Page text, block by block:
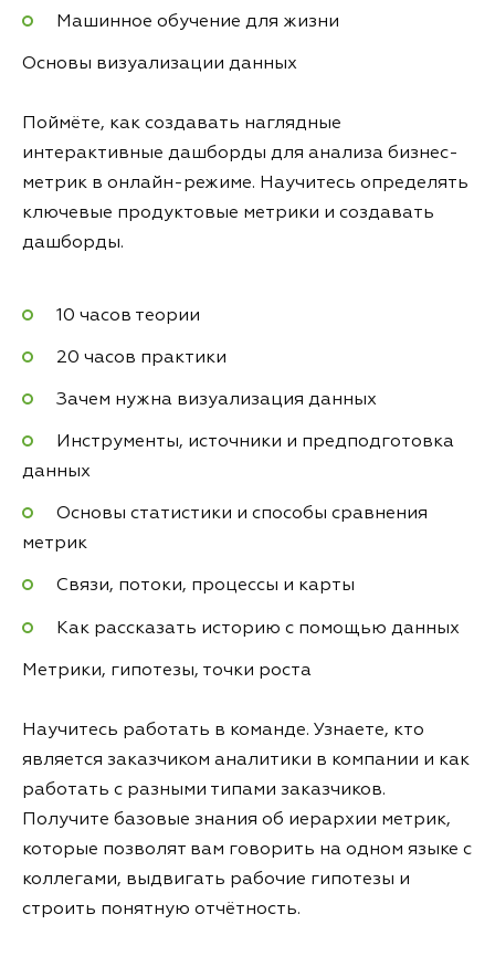
Машинное обучение для жизни
Основы визуализации данных
Поймёте, как создавать наглядные
интерактивные дашборды для анализа бизнес-
метрик в онлайн-режиме. Научитесь определять
ключевые продуктовые метрики и создавать
дашборды.
10 часов теории
20 часов практики
Зачем нужна визуализация данных
Инструменты, источники и предподготовка
данных
Основы статистики и способы сравнения
метрик
Связи, потоки, процессы и карты
Как рассказать историю с помощью данных
Метрики, гипотезы, точки роста
Научитесь работать в команде. Узнаете, кто
является заказчиком аналитики в компании и как
работать с разными типами заказчиков.
Получите базовые знания об иерархии метрик,
которые позволят вам говорить на одном языке с
коллегами, выдвигать рабочие гипотезы и
строить понятную отчётность.